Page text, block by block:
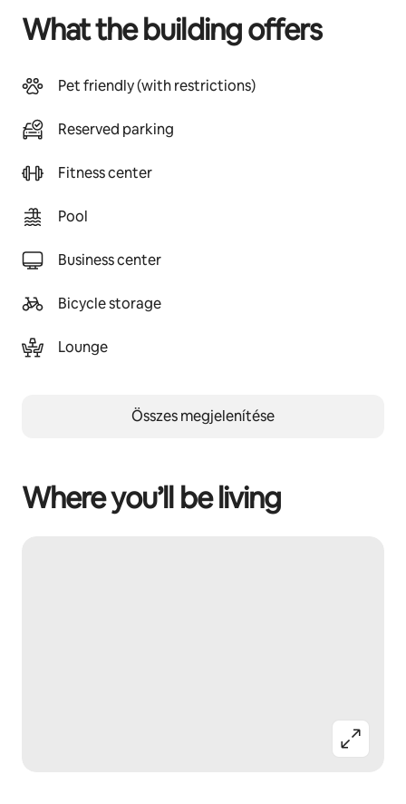
What the building offers
Pet friendly (with restrictions)
Reserved parking
Fitness center
Pool
Business center
Bicycle storage
Lounge
Összes megjelenítése
Where you’ll be living